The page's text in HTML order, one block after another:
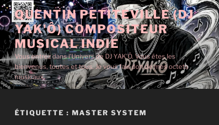
Aller
au
contenu
principal
QUENTIN PETITEVILLE (DJ
YAK'Ô) COMPOSITEUR
MUSICAL INDIE
Vous entrez dans l'Univers de DJ YAK'Ô. Vous êtes les
bienvenus, toutes et tous. Je vous fais don de mes octets
musicaux.
ÉTIQUETTE : MASTER SYSTEM